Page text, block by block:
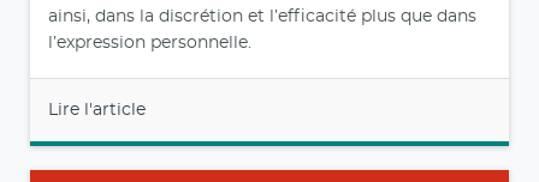
ainsi, dans la discrétion et l’efficacité plus que dans
l’expression personnelle.
Lire l'article